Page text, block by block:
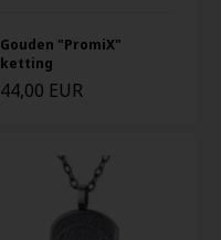
Gouden "PromiX"
ketting
44,00 EUR